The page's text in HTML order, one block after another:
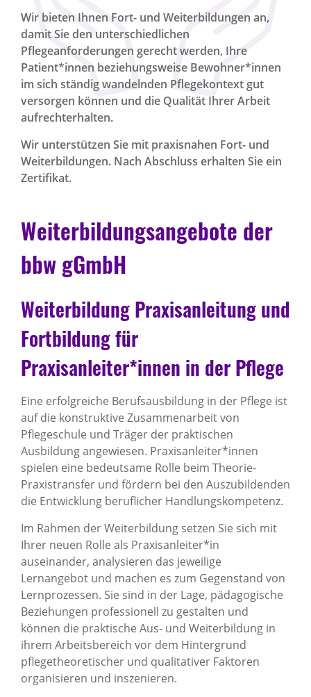
Wir bieten Ihnen Fort- und Weiterbildungen an,
damit Sie den unterschiedlichen
Pflegeanforderungen gerecht werden, Ihre
Patient*innen beziehungsweise Bewohner*innen
im sich ständig wandelnden Pflegekontext gut
versorgen können und die Qualität Ihrer Arbeit
aufrechterhalten.
Wir unterstützen Sie mit praxisnahen Fort- und
Weiterbildungen. Nach Abschluss erhalten Sie ein
Zertifikat.
Weiterbildungsangebote der
bbw gGmbH
Weiterbildung Praxisanleitung und
Fortbildung für
Praxisanleiter*innen in der Pflege
Eine erfolgreiche Berufsausbildung in der Pflege ist
auf die konstruktive Zusammenarbeit von
Pflegeschule und Träger der praktischen
Ausbildung angewiesen. Praxisanleiter*innen
spielen eine bedeutsame Rolle beim Theorie-
Praxistransfer und fördern bei den Auszubildenden
die Entwicklung beruflicher Handlungskompetenz.
Im Rahmen der Weiterbildung setzen Sie sich mit
Ihrer neuen Rolle als Praxisanleiter*in
auseinander, analysieren das jeweilige
Lernangebot und machen es zum Gegenstand von
Lernprozessen. Sie sind in der Lage, pädagogische
Beziehungen professionell zu gestalten und
können die praktische Aus- und Weiterbildung in
ihrem Arbeitsbereich vor dem Hintergrund
pflegetheoretischer und qualitativer Faktoren
organisieren und inszenieren.